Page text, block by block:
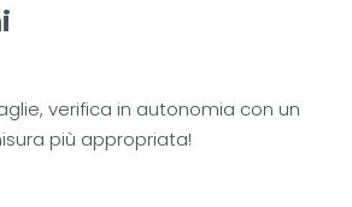
verifica in autonomia con un
più appropriata!